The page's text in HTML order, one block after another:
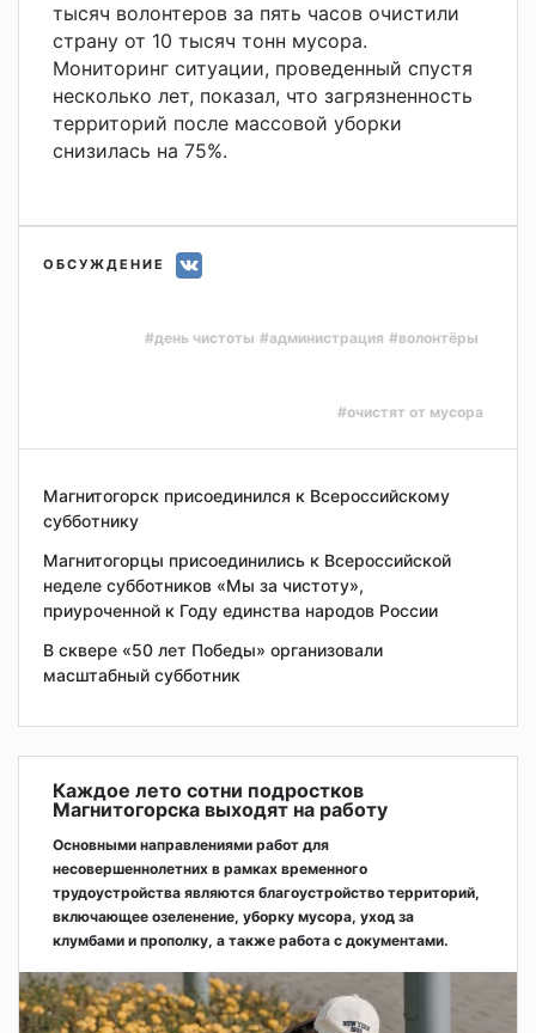
тысяч волонтеров за пять часов очистили
страну от 10 тысяч тонн мусора.
Мониторинг ситуации, проведенный спустя
несколько лет, показал, что загрязненность
территорий после массовой уборки
снизилась на 75%.
ОБСУЖДЕНИЕ
#день чистоты #администрация #волонтёры
#очистят от мусора
Магнитогорск присоединился к Всероссийскому
субботнику
Магнитогорцы присоединились к Всероссийской
неделе субботников «Мы за чистоту»,
приуроченной к Году единства народов России
В сквере «50 лет Победы» организовали
масштабный субботник
Каждое лето сотни подростков
Магнитогорска выходят на работу
Основными направлениями работ для
несовершеннолетних в рамках временного
трудоустройства являются благоустройство территорий,
включающее озеленение, уборку мусора, уход за
клумбами и прополку, а также работа с документами.